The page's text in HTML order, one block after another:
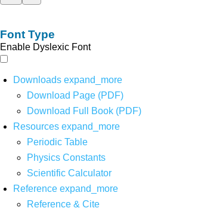
Font Type
Enable Dyslexic Font
Downloads expand_more
Download Page (PDF)
Download Full Book (PDF)
Resources expand_more
Periodic Table
Physics Constants
Scientific Calculator
Reference expand_more
Reference & Cite